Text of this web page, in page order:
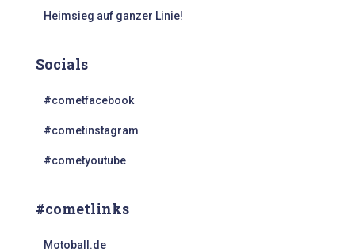
Heimsieg auf ganzer Linie!
Socials
#cometfacebook
#cometinstagram
#cometyoutube
#cometlinks
Motoball.de